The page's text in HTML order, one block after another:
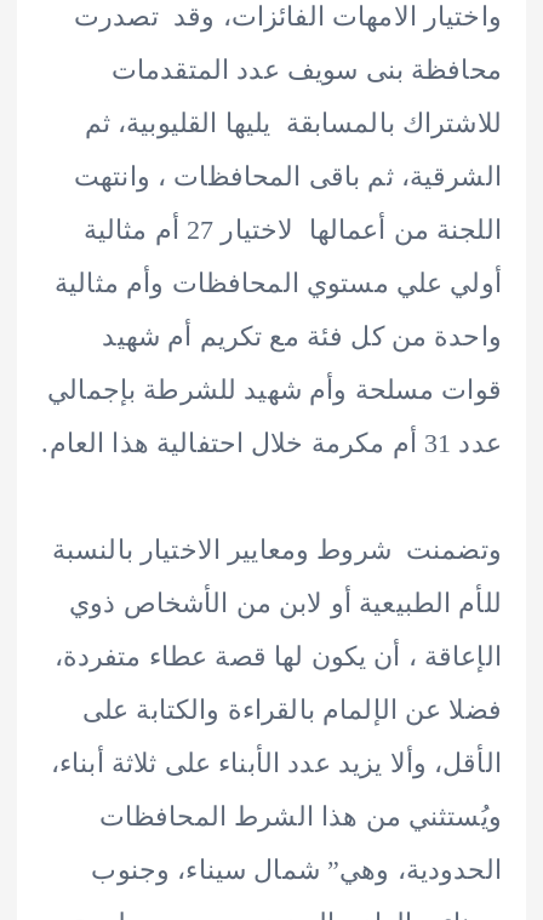
الامهات الفائزات، وقد تصدرت
بنى سويف عدد المتقدمات
بالمسابقة يليها القليوبية، ثم
ثم باقى المحافظات ، وانتهت
اللجنة من أعمالها لاختيار 27 أم مثالية
علي مستوي المحافظات وأم مثالية
من كل فئة مع تكريم أم شهيد
مسلحة وأم شهيد للشرطة بإجمالي
شروط ومعايير الاختيار بالنسبة
الطبيعية أو لابن من الأشخاص ذوي
، أن يكون لها قصة عطاء متفردة،
عن الإلمام بالقراءة والكتابة على
وألا يزيد عدد الأبناء على ثلاثة أبناء،
من هذا الشرط المحافظات
وهي” شمال سيناء، وجنوب